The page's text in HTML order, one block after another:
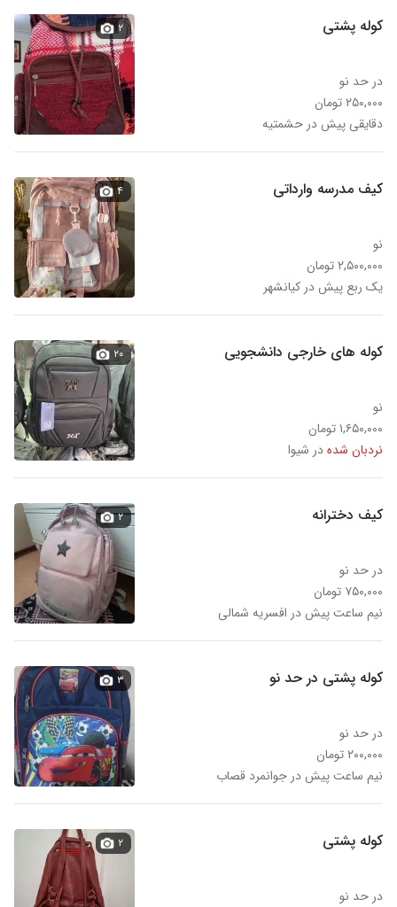
کوله پشتی
در حد نو
۲۵۰,۰۰۰ تومان
دقایقی پیش در حشمتیه
۲
کیف مدرسه وارداتی
نو
۲,۵۰۰,۰۰۰ تومان
یک ربع پیش در کیانشهر
۴
کوله های خارجی دانشجویی
نو
۱,۶۵۰,۰۰۰ تومان
نردبان شدهدر شیوا
۲۰
کیف دخترانه
در حد نو
۷۵۰,۰۰۰ تومان
نیم ساعت پیش در افسریه شمالی
۲
کوله پشتی در حد نو
در حد نو
۲۰۰,۰۰۰ تومان
نیم ساعت پیش در جوانمرد قصاب
۳
کوله پشتی
در حد نو
۲